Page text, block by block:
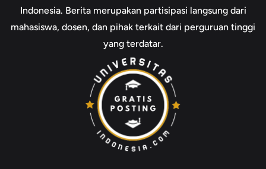
Indonesia. Berita merupakan partisipasi langsung dari
mahasiswa, dosen, dan pihak terkait dari perguruan tinggi
yang terdatar.